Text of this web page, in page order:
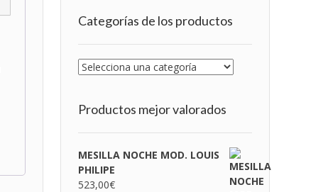
Categorías de los productos
Productos mejor valorados
MESILLA NOCHE MOD. LOUIS
PHILIPE
523,00€